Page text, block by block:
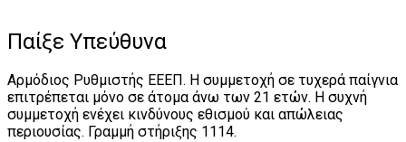
Παίξε Υπεύθυνα
Αρμόδιος Ρυθμιστής ΕΕΕΠ. Η συμμετοχή σε τυχερά παίγνια
επιτρέπεται μόνο σε άτομα άνω των 21 ετών. Η συχνή
συμμετοχή ενέχει κινδύνους εθισμού και απώλειας
περιουσίας. Γραμμή στήριξης 1114.